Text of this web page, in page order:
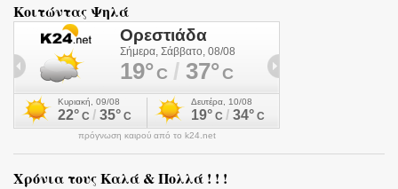
Κοιτώντας Ψηλά
πρόγνωση καιρού από το k24.net
Χρόνια τους Καλά & Πολλά ! ! !